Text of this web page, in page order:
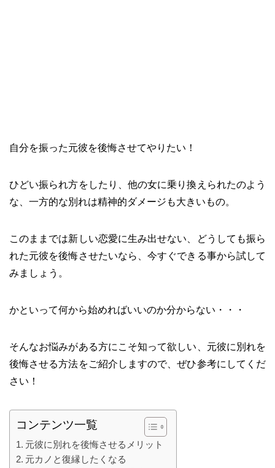
自分を振った元彼を後悔させてやりたい！
ひどい振られ方をしたり、他の女に乗り換えられたのよう
な、一方的な別れは精神的ダメージも大きいもの。
このままでは新しい恋愛に生み出せない、どうしても振ら
れた元彼を後悔させたいなら、今すぐできる事から試して
みましょう。
かといって何から始めればいいのか分からない・・・
そんなお悩みがある方にこそ知って欲しい、元彼に別れを
後悔させる方法をご紹介しますので、ぜひ参考にしてくだ
さい！
コンテンツ一覧
元彼に別れを後悔させるメリット
元カノと復縁したくなる